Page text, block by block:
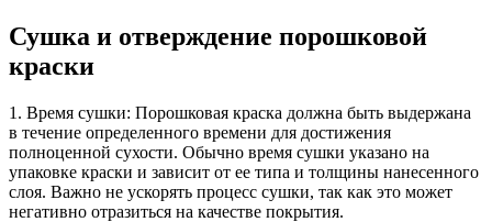
Сушка и отверждение порошковой
краски
1. Время сушки: Порошковая краска должна быть выдержана
в течение определенного времени для достижения
полноценной сухости. Обычно время сушки указано на
упаковке краски и зависит от ее типа и толщины нанесенного
слоя. Важно не ускорять процесс сушки, так как это может
негативно отразиться на качестве покрытия.